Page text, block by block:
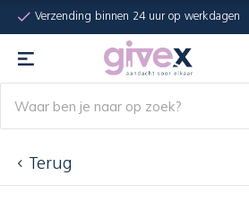
Verzending binnen 24 uur op werkdagen
Terug